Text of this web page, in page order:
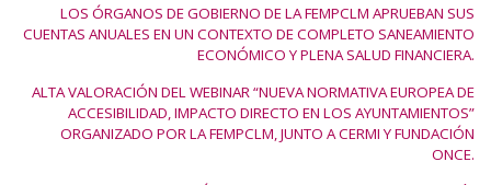
LOS ÓRGANOS DE GOBIERNO DE LA FEMPCLM APRUEBAN SUS
CUENTAS ANUALES EN UN CONTEXTO DE COMPLETO SANEAMIENTO
ECONÓMICO Y PLENA SALUD FINANCIERA.
ALTA VALORACIÓN DEL WEBINAR “NUEVA NORMATIVA EUROPEA DE
ACCESIBILIDAD, IMPACTO DIRECTO EN LOS AYUNTAMIENTOS”
ORGANIZADO POR LA FEMPCLM, JUNTO A CERMI Y FUNDACIÓN
ONCE.